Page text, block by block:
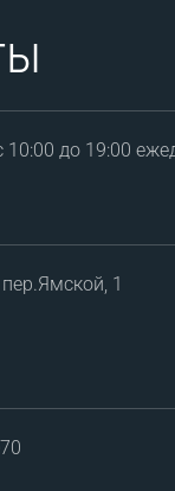
10:00 до 19:00
1